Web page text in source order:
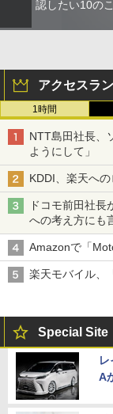
認したい10の
アクセスラ
1時間
NTT島田社長、
ようにして」
KDDI、楽天へ
ドコモ前田社
への考え方にも
Amazonで「
楽天モバイル、
Special Site
A